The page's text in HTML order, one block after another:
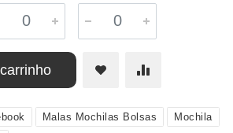
Malas Mochilas Bolsas
Mochila